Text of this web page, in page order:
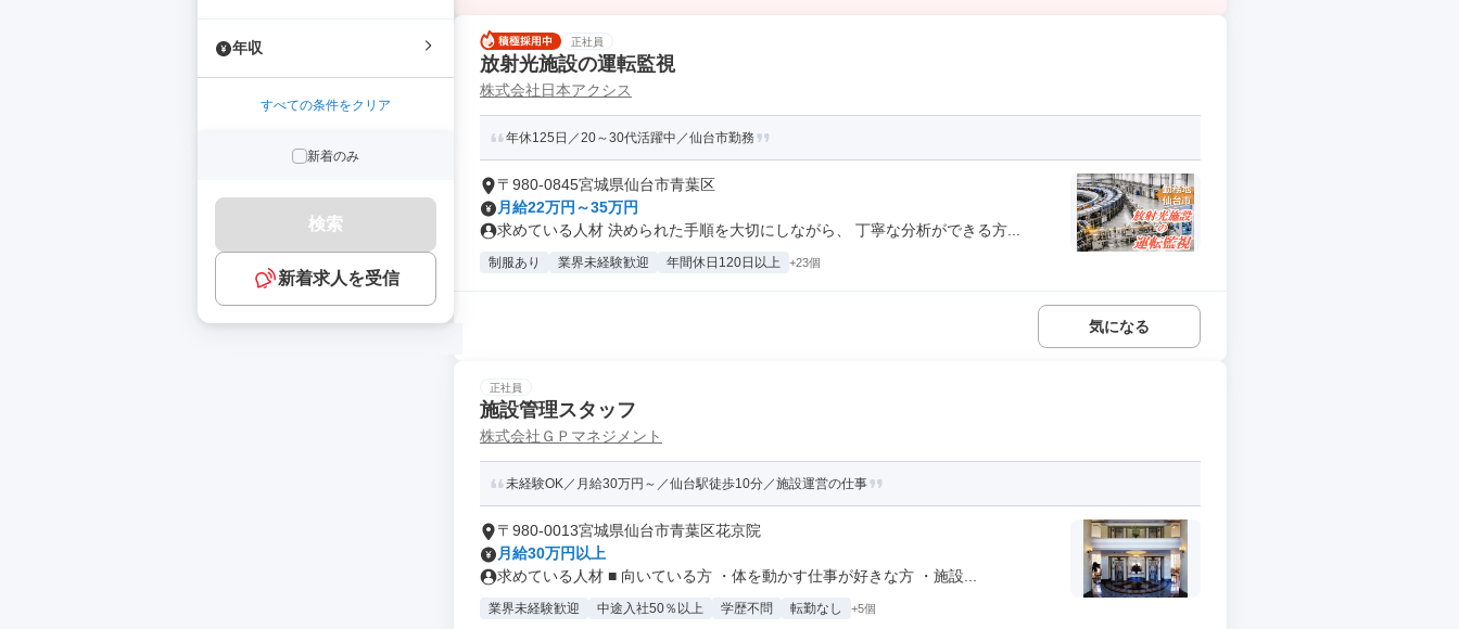
年収
すべての条件をクリア
新着のみ
検索
新着求人を受信
正社員
放射光施設の運転監視
株式会社日本アクシス
年休125日／20～30代活躍中／仙台市勤務
〒980-0845宮城県仙台市青葉区
月給22万円～35万円
求めている人材 決められた手順を大切にしながら、 丁寧な分析ができる方...
制服あり 業界未経験歓迎 年間休日120日以上 +23個
気になる
正社員
施設管理スタッフ
株式会社ＧＰマネジメント
未経験OK／月給30万円～／仙台駅徒歩10分／施設運営の仕事
〒980-0013宮城県仙台市青葉区花京院
月給30万円以上
求めている人材 ■ 向いている方 ・体を動かす仕事が好きな方 ・施設...
業界未経験歓迎 中途入社50％以上 学歴不問 転勤なし +5個